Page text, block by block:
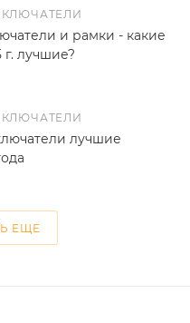
и рамки - какие
лучшие?
лучшие
ЕЩЕ